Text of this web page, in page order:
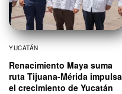
YUCATÁN
Renacimiento Maya suma
ruta Tijuana-Mérida impulsa
el crecimiento de Yucatán